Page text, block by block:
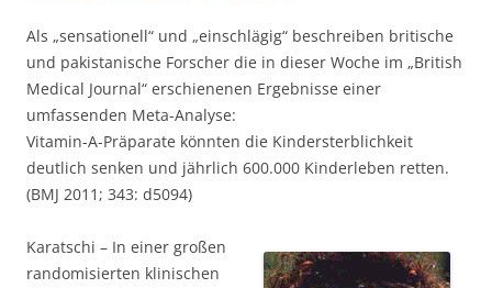
Als „sensationell“ und „einschlägig“ beschreiben britische
und pakistanische Forscher die in dieser Woche im „British
Medical Journal“ erschienenen Ergebnisse einer
umfassenden Meta-Analyse:
Vitamin-A-Präparate könnten die Kindersterblichkeit
deutlich senken und jährlich 600.000 Kinderleben retten.
(BMJ 2011; 343: d5094)
Karatschi – In einer großen
randomisierten klinischen